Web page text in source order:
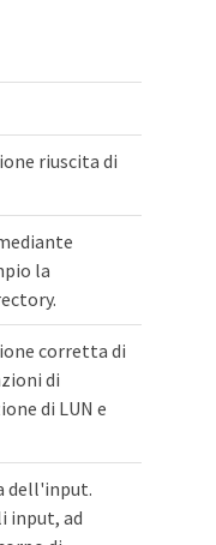
riuscita di
la
corretta di
di
di LUN e
dell'input.
input, ad